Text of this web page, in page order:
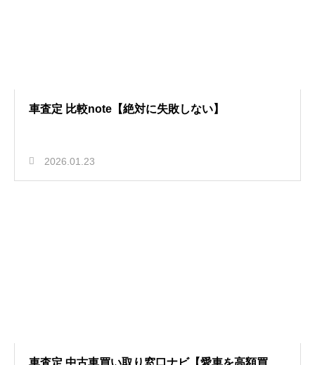
車査定 比較note【絶対に失敗しない】
2026.01.23
車査定 中古車買い取り窓口ナビ【愛車を高額買